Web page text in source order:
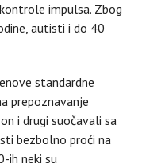
impulsa. Zbog
autisti i do 40
standardne
prepoznavanje
i drugi suočavali sa
bezbolno proći na
ih neki su